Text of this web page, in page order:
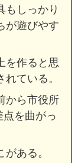
もしっかり
が遊びやす
を作ると思
ている。
から市役所
を曲がっ
ある。